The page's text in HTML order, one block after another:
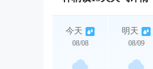
今天
08/08
明天
08/09